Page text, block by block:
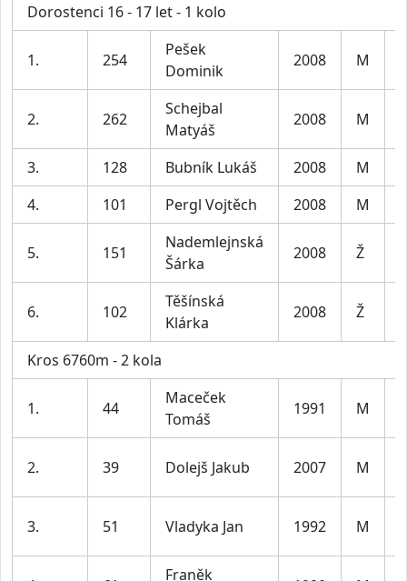
Dorostenci 16 - 17 let - 1 kolo
1. 254
Pešek
Dominik
2008 M
2. 262
Schejbal
Matyáš
2008 M
3. 128 Bubník Lukáš 2008 M
4.
101 Pergl Vojtěch 2008 M
5. 151
Nademlejnská
Šárka
2008 Ž
6. 102
Těšínská
Klárka
2008 Ž
Kros 6760m - 2 kola
1. 44
Maceček
Tomáš
1991 M
2. 39 Dolejš Jakub 2007 M
3. 51 Vladyka Jan 1992 M
Franěk